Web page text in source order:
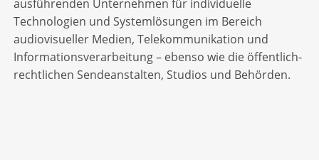
ausführenden Unternehmen für individuelle
Technologien und Systemlösungen im Bereich
audiovisueller Medien, Telekommunikation und
Informationsverarbeitung – ebenso wie die öffentlich-
rechtlichen Sendeanstalten, Studios und Behörden.